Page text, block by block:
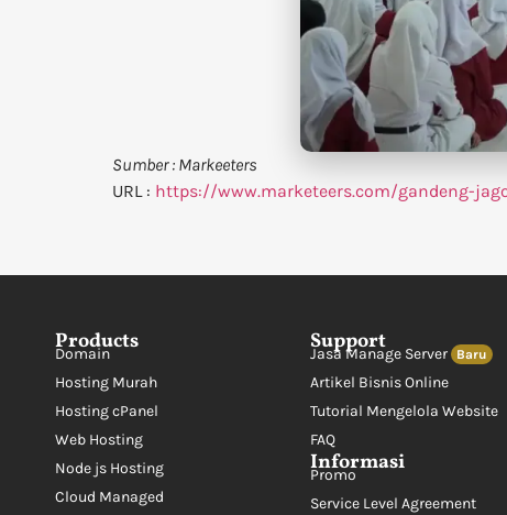
Sumber : Markeeters
URL : https://www.marketeers.com/gandeng-
Products
Domain
Hosting Murah
Hosting cPanel
Web Hosting
Node js Hosting
Cloud Managed
Support
Jasa Manage Server Baru
Artikel Bisnis Online
Tutorial Mengelola Website
FAQ
Informasi
Promo
Service Level Agreement